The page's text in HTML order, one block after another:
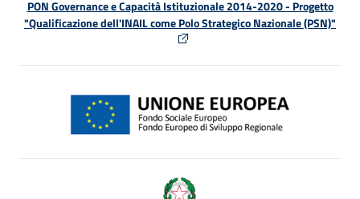
PON Governance e Capacità Istituzionale 2014-2020 - Progetto
"Qualificazione dell'INAIL come Polo Strategico Nazionale (PSN)"